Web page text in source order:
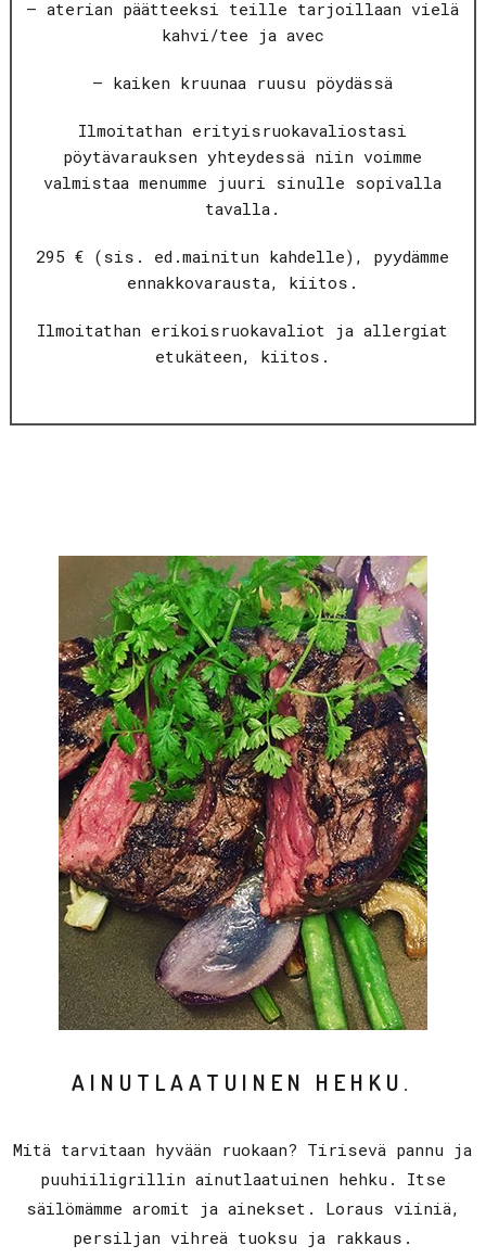
– aterian päätteeksi teille tarjoillaan vielä
kahvi/tee ja avec
– kaiken kruunaa ruusu pöydässä
Ilmoitathan erityisruokavaliostasi
pöytävarauksen yhteydessä niin voimme
valmistaa menumme juuri sinulle sopivalla
tavalla.
295 € (sis. ed.mainitun kahdelle), pyydämme
ennakkovarausta, kiitos.
Ilmoitathan erikoisruokavaliot ja allergiat
etukäteen, kiitos.
AINUTLAATUINEN HEHKU.
Mitä tarvitaan hyvään ruokaan? Tirisevä pannu ja
puuhiiligrillin ainutlaatuinen hehku. Itse
säilömämme aromit ja ainekset. Loraus viiniä,
persiljan vihreä tuoksu ja rakkaus.